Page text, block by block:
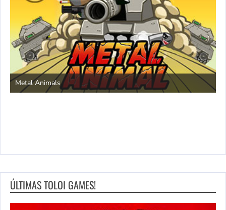
Metal Animals
ÚLTIMAS TOLOI GAMES!